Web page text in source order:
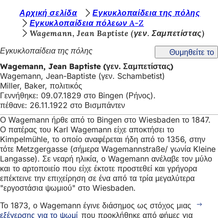
Μετάβαση στο περιεχόμενο
ί
σ
κ
ε
σ
τ
ε
ε
δ
ώ
Αρχική σελίδα
Εγκυκλοπαίδεια της πόλης
Εγκυκλοπαίδεια πόλεων A-Z
Wagemann, Jean Baptiste (γεν. Σαμπετίστας)
Εγκυκλοπαίδεια της πόλης
Θυμηθείτε το
Wagemann, Jean Baptiste (γεν. Σαμπετίστας)
Wagemann, Jean-Baptiste (γεν. Schambetist)
Miller, Baker, πολιτικός
Γεννήθηκε: 09.07.1829 στο Bingen (Ρήνος).
πέθανε: 26.11.1922 στο Βισμπάντεν
Ο Wagemann ήρθε από το Bingen στο Wiesbaden το 1847.
Ο πατέρας του Karl Wagemann είχε αποκτήσει το
Kimpelmühle, το οποίο αναφέρεται ήδη από το 1356, στην
τότε Metzgergasse (σήμερα Wagemannstraße/ γωνία Kleine
Langasse). Σε νεαρή ηλικία, ο Wagemann ανέλαβε τον μύλο
και το αρτοποιείο που είχε έκτοτε προστεθεί και γρήγορα
επέκτεινε την επιχείρηση σε ένα από τα τρία μεγαλύτερα
"εργοστάσια ψωμιού" στο Wiesbaden.
Το 1873, ο Wagemann έγινε διάσημος ως στόχος μιας
εξέγερσης για το ψωμί που προκλήθηκε από φήμες για